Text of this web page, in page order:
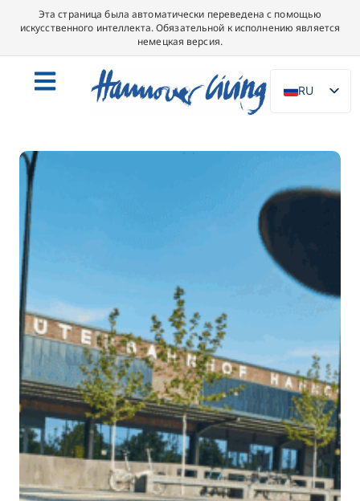
Эта страница была автоматически переведена с помощью
искусственного интеллекта. Обязательной к исполнению является
немецкая версия.
RU
DE
PL
PT
TR
FI
ZH
KO
JA